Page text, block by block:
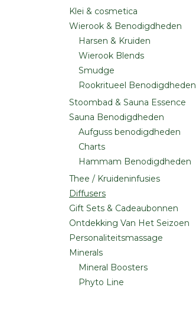
Klei & cosmetica
Wierook & Benodigdheden
Harsen & Kruiden
Wierook Blends
Smudge
Rookritueel Benodigdheden
Stoombad & Sauna Essence
Sauna Benodigdheden
Aufguss benodigdheden
Charts
Hammam Benodigdheden
Thee / Kruideninfusies
Diffusers
Gift Sets & Cadeaubonnen
Ontdekking Van Het Seizoen
Personaliteitsmassage
Minerals
Mineral Boosters
Phyto Line